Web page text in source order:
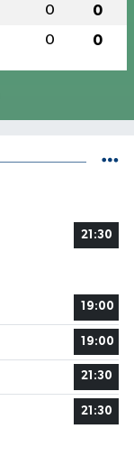
0 0
0 0
21:30
19:00
19:00
21:30
21:30